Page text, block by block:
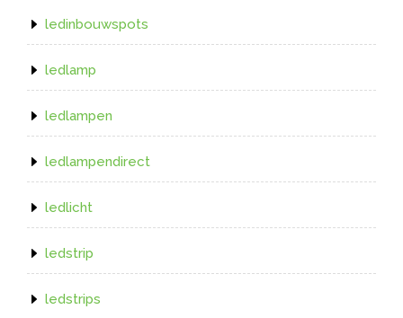
ledinbouwspots
ledlamp
ledlampen
ledlampendirect
ledlicht
ledstrip
ledstrips